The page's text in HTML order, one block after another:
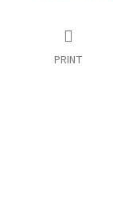
PRINT